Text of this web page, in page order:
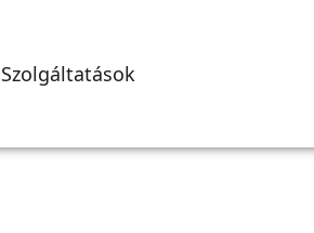
Szolgáltatások